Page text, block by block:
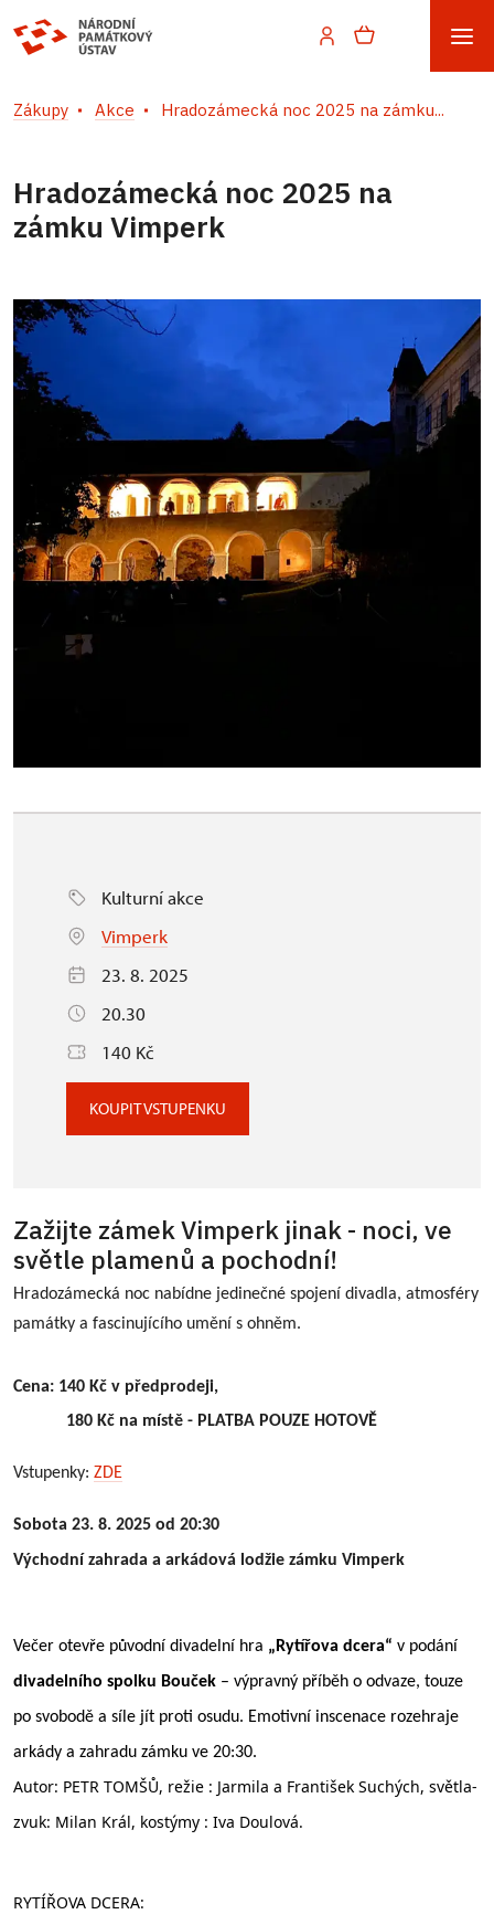
Zákupy Akce Hradozámecká noc 2025 na zámku...
Hradozámecká noc 2025 na
zámku Vimperk
Kulturní akce
Vimperk
23. 8. 2025
20.30
140 Kč
KOUPIT VSTUPENKU
Zažijte zámek Vimperk jinak - noci, ve
světle plamenů a pochodní!
Hradozámecká noc nabídne jedinečné spojení divadla, atmosféry
památky a fascinujícího umění s ohněm.
Cena: 140 Kč v předprodeji,
180 Kč na místě - PLATBA POUZE HOTOVĚ
Vstupenky: ZDE
Sobota 23. 8. 2025 od 20:30
Východní zahrada a arkádová lodžie zámku Vimperk
Večer otevře původní divadelní hra „Rytířova dcera“ v podání
divadelního spolku Bouček – výpravný příběh o odvaze, touze
po svobodě a síle jít proti osudu. Emotivní inscenace rozehraje
arkády a zahradu zámku ve 20:30.
Autor: PETR TOMŠŮ, režie : Jarmila a František Suchých, světla-
zvuk: Milan Král, kostýmy : Iva Doulová.
RYTÍŘOVA DCERA: